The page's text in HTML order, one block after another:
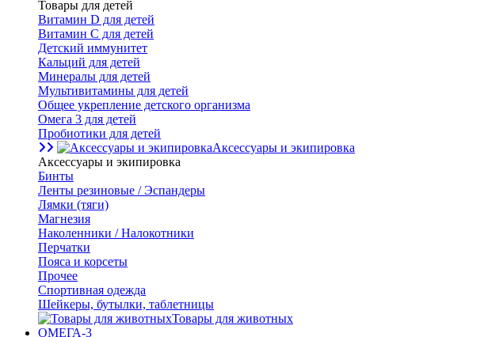
Товары для детей
Витамин D для детей
Витамин С для детей
Детский иммунитет
Кальций для детей
Минералы для детей
Мультивитамины для детей
Общее укрепление детского организма
Омега 3 для детей
Пробиотики для детей
Аксессуары и экипировка
Аксессуары и экипировка
Бинты
Ленты резиновые / Эспандеры
Лямки (тяги)
Магнезия
Наколенники / Налокотники
Перчатки
Пояса и корсеты
Прочее
Спортивная одежда
Шейкеры, бутылки, таблетницы
Товары для животных
ОМЕГА-3